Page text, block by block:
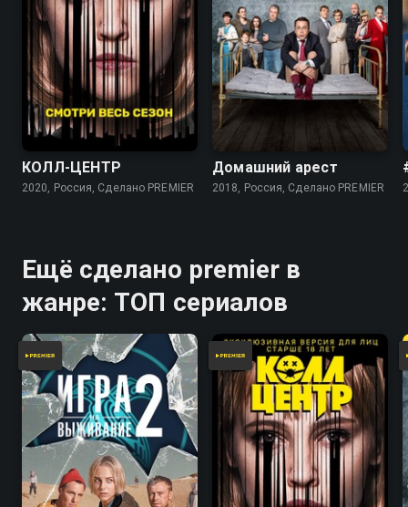
7.4 6.7
КОЛЛ-ЦЕНТР
2020, Россия, Сделано PREMIER
7.9 7.7
Домашний арест
2018, Россия, Сделано PREMIER
Ещё сделано premier в
жанре: ТОП сериалов